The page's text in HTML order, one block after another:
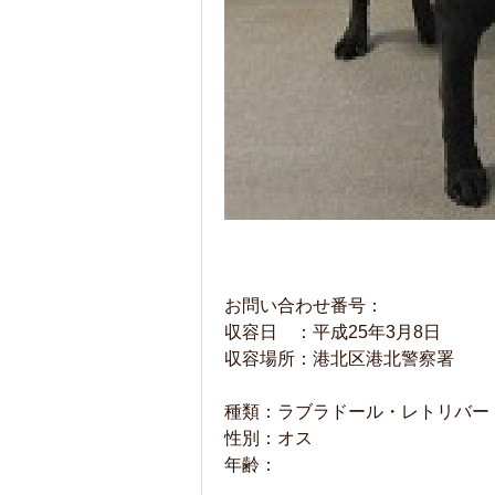
お問い合わせ番号：
収容日 ：平成25年3月8日
収容場所：港北区港北警察署
種類：ラブラドール・レトリバー
性別：オス
年齢：